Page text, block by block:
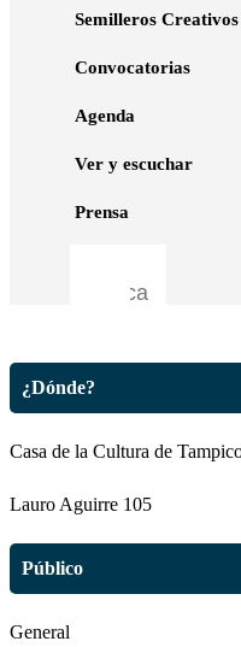
Semilleros Creativos
Convocatorias
Agenda
Ver y escuchar
Prensa
17° aniversario con un
Horarios y precios
¿Dónde?
Casa de la Cultura de
Lauro Aguirre 105
Público
General